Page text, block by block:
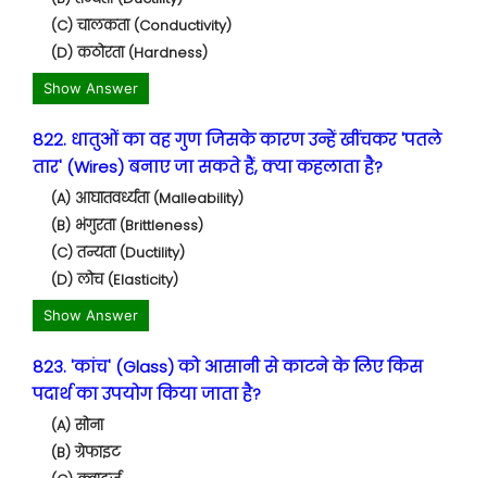
(C) चालकता (Conductivity)
(D) कठोरता (Hardness)
Show Answer
822. धातुओं का वह गुण जिसके कारण उन्हें खींचकर 'पतले
तार' (Wires) बनाए जा सकते हैं, क्या कहलाता है?
(A) आघातवर्ध्यता (Malleability)
(B) भंगुरता (Brittleness)
(C) तन्यता (Ductility)
(D) लोच (Elasticity)
Show Answer
823. 'कांच' (Glass) को आसानी से काटने के लिए किस
पदार्थ का उपयोग किया जाता है?
(A) सोना
(B) ग्रेफाइट